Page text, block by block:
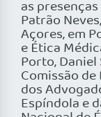
as
Patrão
Açores, em
e Ética
Porto,
Comissão
dos
Espíndola e